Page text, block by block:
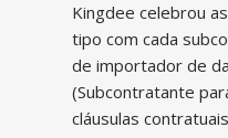
Kingdee celebrou
tipo com cada
de importador de
(Subcontratante
cláusulas